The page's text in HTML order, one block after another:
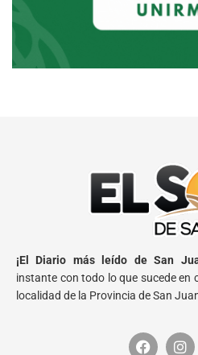
¡El Diario más leído de San
instante con todo lo que sucede en
localidad de la Provincia de San